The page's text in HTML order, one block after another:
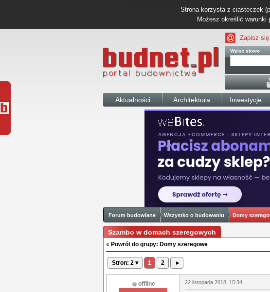
Strona korzysta z ciasteczek
Możesz określić warunki
Zapisz
Wpisz słowo
Aktualności Architektura Inwestycje
Forum budowlane Wszystko o budowaniu Domy
Szambo w domach szeregowych
« Powrót do grupy: Domy szeregowe
Stron: 2 ▾ 1 2 ▸
offline 22 listopada 2018, 15:34